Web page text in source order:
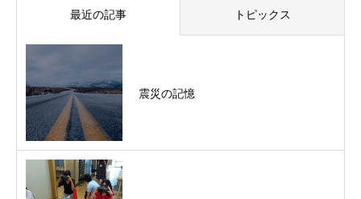
最近の記事 トピックス
震災の記憶